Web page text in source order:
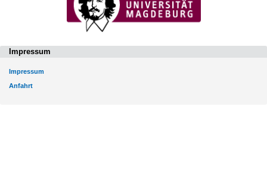
Impressum
Impressum
Anfahrt